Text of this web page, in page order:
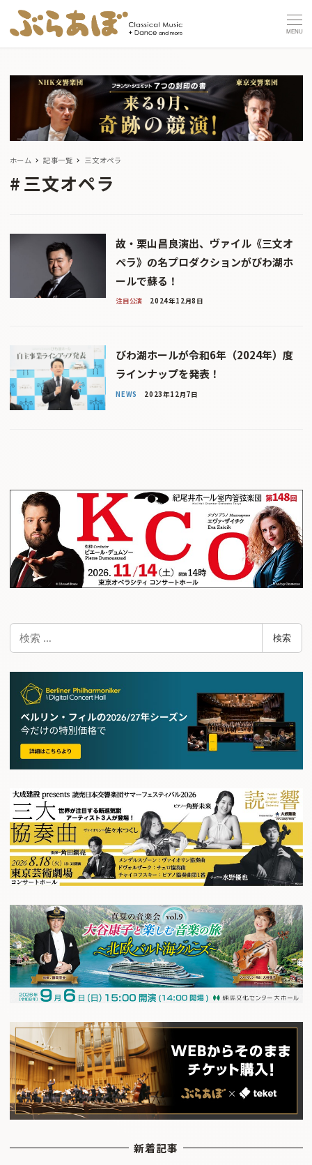
MENU
ホーム 記事一覧 三文オペラ
三文オペラ
故・栗山昌良演出、ヴァイル《三文オ
ペラ》の名プロダクションがびわ湖ホ
ールで蘇る！
注目公演 2024年12月8日
びわ湖ホールが令和6年（2024年）度
ラインナップを発表！
NEWS 2023年12月7日
検索
新着記事